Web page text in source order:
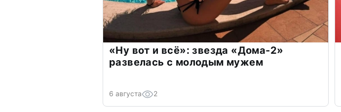
«Ну вот и всё»: звезда «Дома-2»
развелась с молодым мужем
6 августа 2